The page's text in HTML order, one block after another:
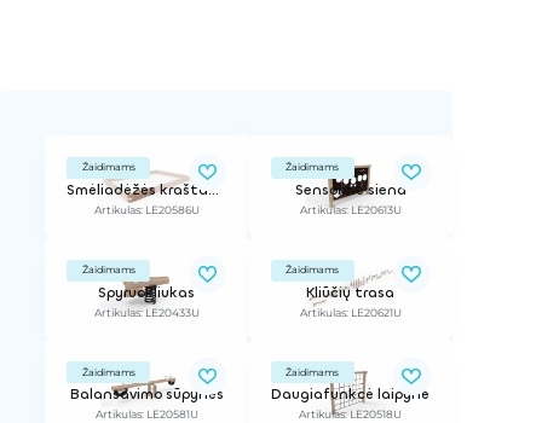
Žaidimams
Smėliadėžės kraštas, l - 2 m, h - 0,36 m
Artikulas: LE20586U
Žaidimams
Sensorinė siena
Artikulas: LE20613U
Žaidimams
Spyruokliukas
Artikulas: LE20433U
Žaidimams
Kliūčių trasa
Artikulas: LE20621U
Žaidimams
Balansavimo sūpynės
Artikulas: LE20581U
Žaidimams
Daugiafunkcė laipynė
Artikulas: LE20518U